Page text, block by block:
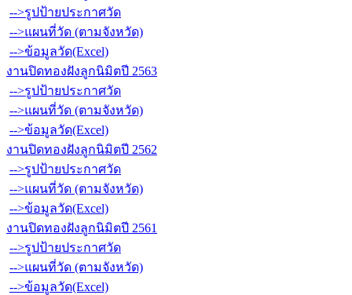
-->รูปป้ายประกาศวัด
-->แผนที่วัด (ตามจังหวัด)
-->ข้อมูลวัด(Excel)
งานปิดทองฝังลูกนิมิตปี 2563
-->รูปป้ายประกาศวัด
-->แผนที่วัด (ตามจังหวัด)
-->ข้อมูลวัด(Excel)
งานปิดทองฝังลูกนิมิตปี 2562
-->รูปป้ายประกาศวัด
-->แผนที่วัด (ตามจังหวัด)
-->ข้อมูลวัด(Excel)
งานปิดทองฝังลูกนิมิตปี 2561
-->รูปป้ายประกาศวัด
-->แผนที่วัด (ตามจังหวัด)
-->ข้อมูลวัด(Excel)